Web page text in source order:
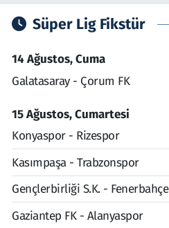
Süper Lig Fikstür
14 Ağustos, Cuma
Galatasaray - Çorum FK
15 Ağustos, Cumartesi
Konyaspor - Rizespor
Kasımpaşa - Trabzonspor
Gençlerbirliği S.K. - Fenerbahçe
Gaziantep FK - Alanyaspor